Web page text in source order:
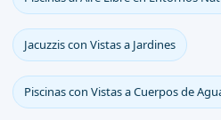
Jacuzzis con Vistas a Jardines
Piscinas con Vistas a Cuerpos de